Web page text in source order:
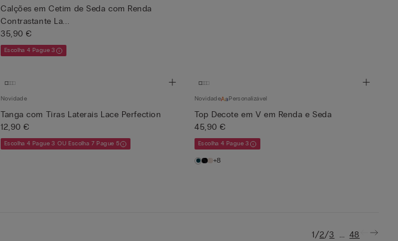
Calções em Cetim de Seda com Renda
Contrastante La...
35,90 €
Escolha 4 Pague 3
Novidade
Tanga com Tiras Laterais Lace Perfection
12,90 €
Escolha 4 Pague 3 OU Escolha 7 Pague 5
Novidade Personalizável
Top Decote em V em Renda e Seda
45,90 €
Escolha 4 Pague 3
+8
1/2/3 ... 48